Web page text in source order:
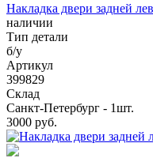
Накладка двери задней
наличии
Тип детали
б/у
Артикул
399829
Склад
Санкт-Петербург - 1шт.
3000 руб.